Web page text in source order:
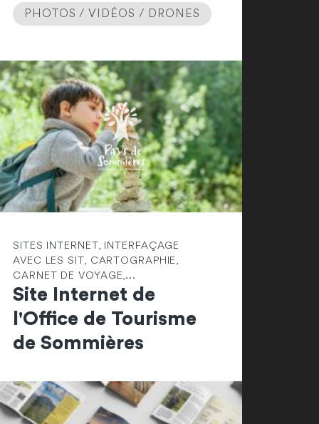
PHOTOS / VIDÉOS / DRONES
SITES INTERNET, INTERFAÇAGE
AVEC LES SIT, CARTOGRAPHIE,
CARNET DE VOYAGE,...
Site Internet de
l'Office de Tourisme
de Sommières